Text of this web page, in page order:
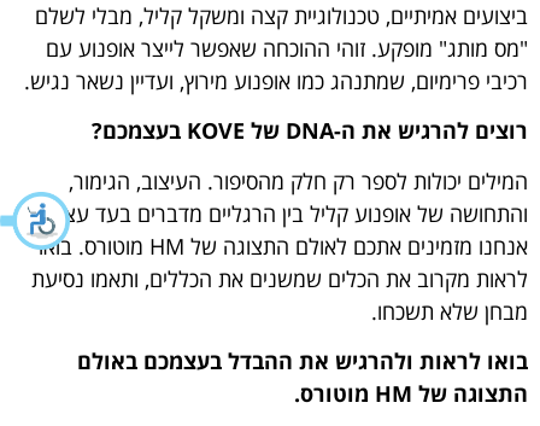
ביצועים אמיתיים, טכנולוגיית קצה ומשקל קליל, מבלי לשלם
"מס מותג" מופקע. זוהי ההוכחה שאפשר לייצר אופנוע עם
רכיבי פרימיום, שמתנהג כמו אופנוע מירוץ, ועדיין נשאר נגיש.
רוצים להרגיש את ה-DNA של KOVE בעצמכם?
המילים יכולות לספר רק חלק מהסיפור. העיצוב, הגימור,
והתחושה של אופנוע קליל בין הרגליים מדברים בעד עצמם.
אנחנו מזמינים אתכם לאולם התצוגה של HM מוטורס. בואו
לראות מקרוב את הכלים שמשנים את הכללים, ותאמו נסיעת
מבחן שלא תשכחו.
בואו לראות ולהרגיש את ההבדל בעצמכם באולם
התצוגה של HM מוטורס.